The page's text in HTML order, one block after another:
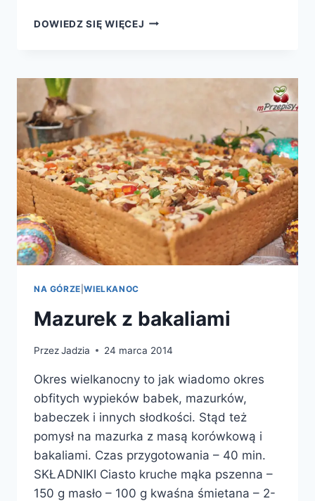
DOWIEDZ SIĘ WIĘCEJ MAZUREK
NA GÓRZE |WIELKANOC
Mazurek z bakaliami
PrzezJadzia 24 marca 2014
Okres wielkanocny to jak wiadomo okres
obfitych wypieków babek, mazurków,
babeczek i innych słodkości. Stąd też
pomysł na mazurka z masą korówkową i
bakaliami. Czas przygotowania – 40 min.
SKŁADNIKI Ciasto kruche mąka pszenna –
150 g masło – 100 g kwaśna śmietana – 2-